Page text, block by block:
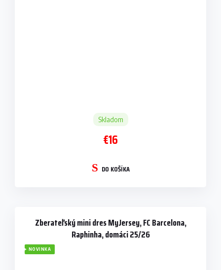
Skladom
€16
DO KOŠÍKA
Zberateľský mini dres MyJersey, FC Barcelona,
Raphinha, domáci 25/26
NOVINKA